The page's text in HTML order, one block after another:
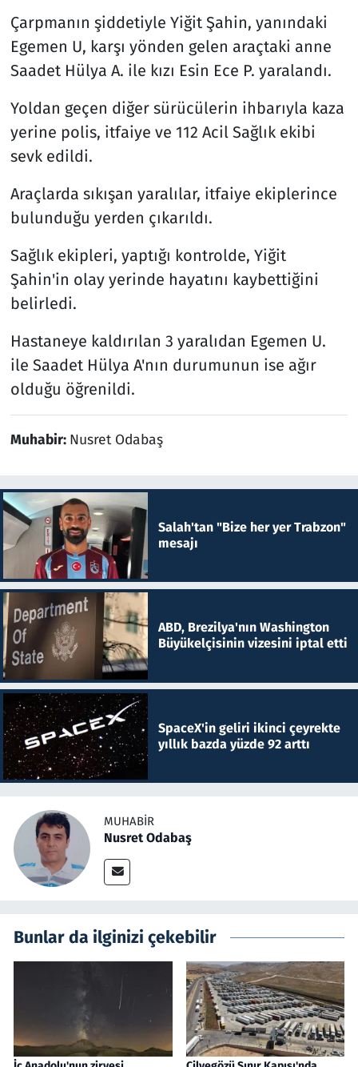
Çarpmanın şiddetiyle Yiğit Şahin, yanındaki
Egemen U, karşı yönden gelen araçtaki anne
Saadet Hülya A. ile kızı Esin Ece P. yaralandı.
Yoldan geçen diğer sürücülerin ihbarıyla kaza
yerine polis, itfaiye ve 112 Acil Sağlık ekibi
sevk edildi.
Araçlarda sıkışan yaralılar, itfaiye ekiplerince
bulunduğu yerden çıkarıldı.
Sağlık ekipleri, yaptığı kontrolde, Yiğit
Şahin'in olay yerinde hayatını kaybettiğini
belirledi.
Hastaneye kaldırılan 3 yaralıdan Egemen U.
ile Saadet Hülya A'nın durumunun ise ağır
olduğu öğrenildi.
Muhabir: Nusret Odabaş
Salah'tan "Bize her yer Trabzon"
mesajı
ABD, Brezilya'nın Washington
Büyükelçisinin vizesini iptal etti
SpaceX'in geliri ikinci çeyrekte
yıllık bazda yüzde 92 arttı
MUHABIR
Nusret Odabaş
Bunlar da ilginizi çekebilir